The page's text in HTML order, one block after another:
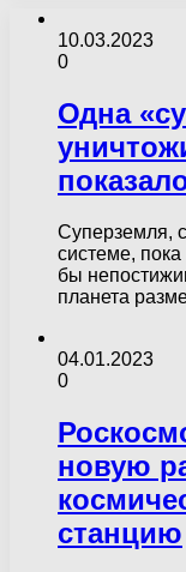
10.03.2023
0
Одна
Суперземля,
системе,
бы
планета
04.01.2023
0
новую
станцию